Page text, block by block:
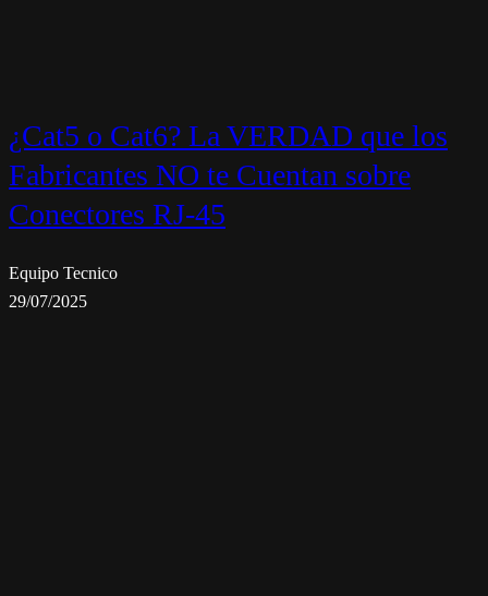
¿Cat5 o Cat6? La VERDAD que los
Fabricantes NO te Cuentan sobre
Conectores RJ-45
Equipo Tecnico
29/07/2025